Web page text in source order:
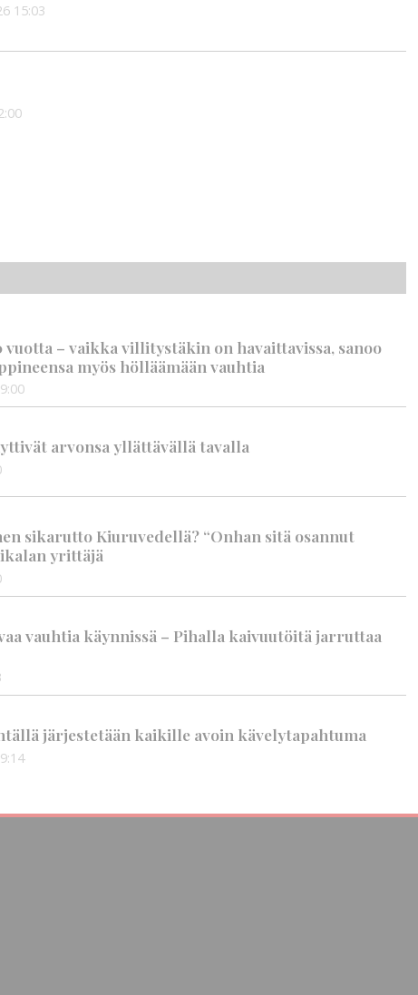
15:03
vuotta – vaikka villitystäkin on havaittavissa, sanoo
myös hölläämään vauhtia
arvonsa yllättävällä tavalla
sikarutto Kiuruvedellä? “Onhan sitä osannut
yrittäjä
vauhtia käynnissä – Pihalla kaivuutöitä jarruttaa
järjestetään kaikille avoin kävelytapahtuma